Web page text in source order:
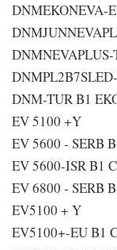
DNMEKONEVA-
DNMNEVAPLUS-
DNM-TUR B1
EV 5100 +Y
EV 5600 - SERB
EV 5600-ISR B1
EV 6800 - SERB
EV5100 + Y
EV5100+-EU B1